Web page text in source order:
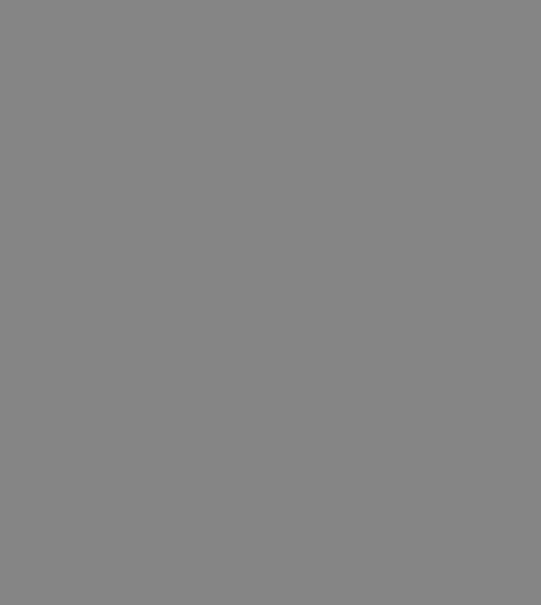
Yên
toán trước giờ đi 30 phút tại văn
lễ, Tết, bạn cần thanh toán tiền vé
điện thoại luôn luôn trong tình trạng có
phải có mặt trước giờ xe xuất bến từ 30 –
viên phòng vé, nhân viên sẽ hỗ trợ xuất
biết trước được bạn sẽ đi xe biển số
hệ gần giờ đi để nắm rõ hơn.
tận nơi trong nội thành Hà Nội.